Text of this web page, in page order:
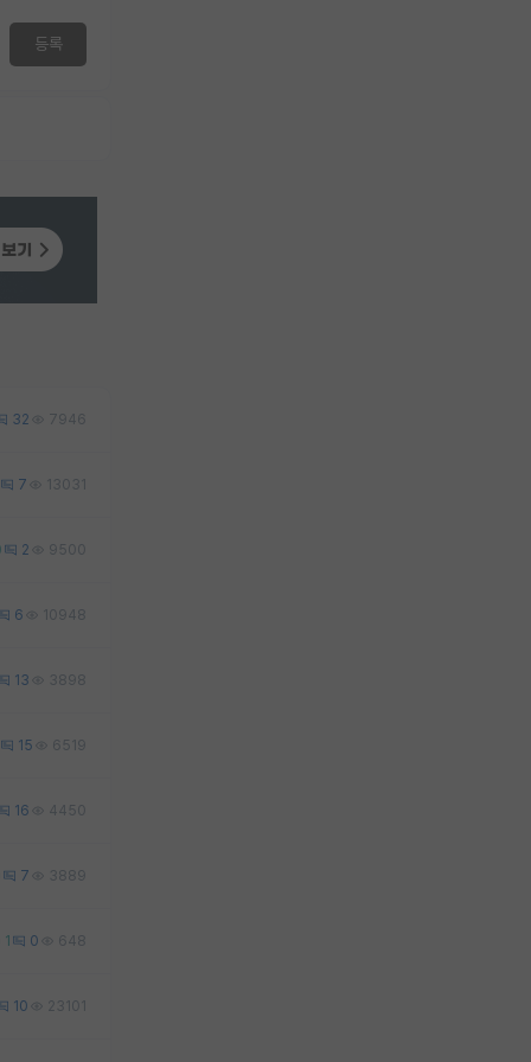
등록
32 7946
7 13031
2 9500
6 10948
13 3898
15 6519
16 4450
7 3889
1 0 648
10 23101